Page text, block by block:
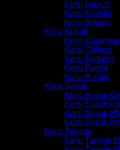
Kursi Indachi
Kursi Savello
Kursi Subaru
Kursi Kuliah
Kursi Chairman
Kursi Chitose
Kursi Fortuner
Kursi Futura
Kursi Polaris
Kursi Susun
Kursi Susun
Kursi Susun
Kursi Susun
Kursi Susun
Kursi Tunggu
Kursi Tunggu